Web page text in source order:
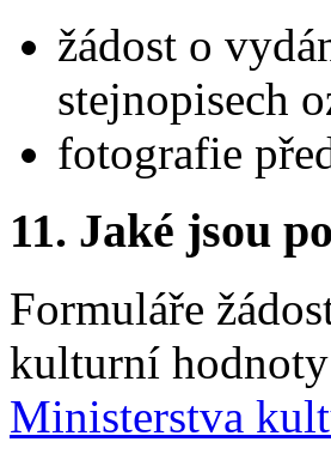
žádost o
stejnopisech
fotografie
11. Jaké jsou
Formuláře
kulturní
Ministerstva